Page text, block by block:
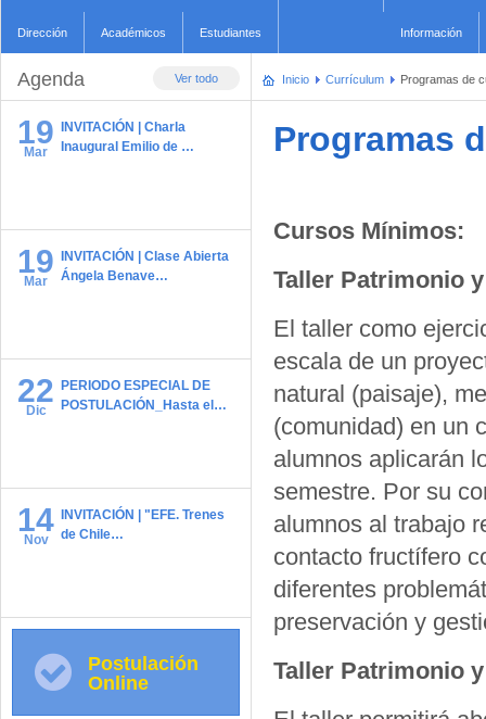
Dirección Académicos Estudiantes Información
Ver todo
Agenda
19
Mar
INVITACIÓN | Charla
Inaugural Emilio de …
19
Mar
INVITACIÓN | Clase Abierta
Ángela Benave…
22
Dic
PERIODO ESPECIAL DE
POSTULACIÓN_Hasta el…
14
Nov
INVITACIÓN | "EFE. Trenes
de Chile…
Postulación
Online
Inicio Currículum Programas de
Programas
Cursos Mínimos:
Taller Patrimonio
El taller como
escala de un
natural (paisaje),
(comunidad) en un
alumnos aplicarán
semestre. Por su
alumnos al trabajo
contacto fructífero
diferentes
preservación y
Taller Patrimonio